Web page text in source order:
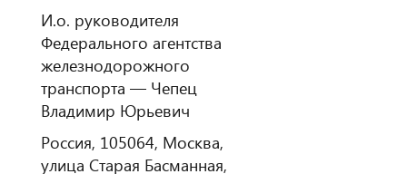
И.о. руководителя
Федерального агентства
железнодорожного
транспорта — Чепец
Владимир Юрьевич
Россия, 105064, Москва,
улица Старая Басманная,